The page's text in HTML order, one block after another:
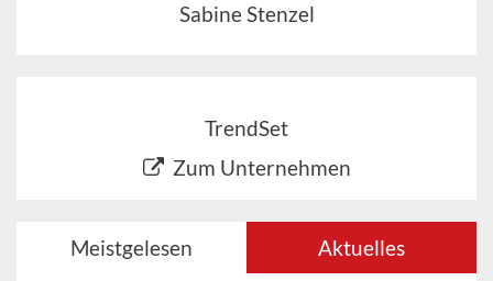
Sabine Stenzel
TrendSet
Zum Unternehmen
Meistgelesen Aktuelles